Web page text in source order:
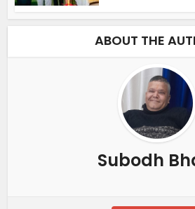
ABOUT THE
Subodh